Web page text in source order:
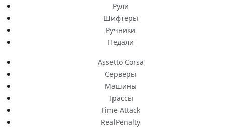
Рули
Шифтеры
Ручники
Педали
Assetto Corsa
Серверы
Машины
Трассы
Time Attack
RealPenalty